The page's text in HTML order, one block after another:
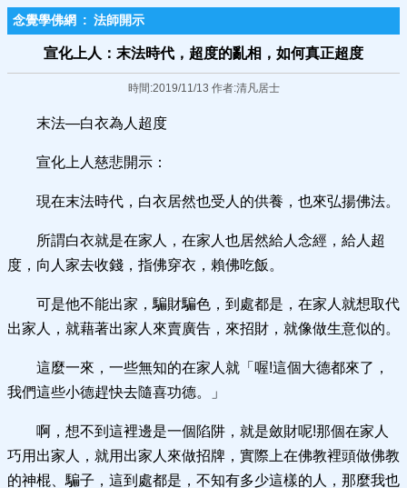
念覺學佛網 : 法師開示
宣化上人：末法時代，超度的亂相，如何真正超度
時間:2019/11/13 作者:清凡居士
末法—白衣為人超度
宣化上人慈悲開示：
現在末法時代，白衣居然也受人的供養，也來弘揚佛法。
所謂白衣就是在家人，在家人也居然給人念經，給人超
度，向人家去收錢，指佛穿衣，賴佛吃飯。
可是他不能出家，騙財騙色，到處都是，在家人就想取代
出家人，就藉著出家人來賣廣告，來招財，就像做生意似的。
這麼一來，一些無知的在家人就「喔!這個大德都來了，
我們這些小德趕快去隨喜功德。」
啊，想不到這裡邊是一個陷阱，就是斂財呢!那個在家人
巧用出家人，就用出家人來做招牌，實際上在佛教裡頭做佛教
的神棍、騙子，這到處都是，不知有多少這樣的人，那麼我也